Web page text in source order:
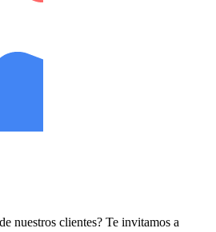
nuestros clientes? Te invitamos a